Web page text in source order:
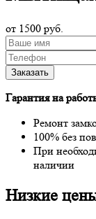
от 1500 руб.
Гарантия на
Ремонт
100% без
При
наличии
Низкие